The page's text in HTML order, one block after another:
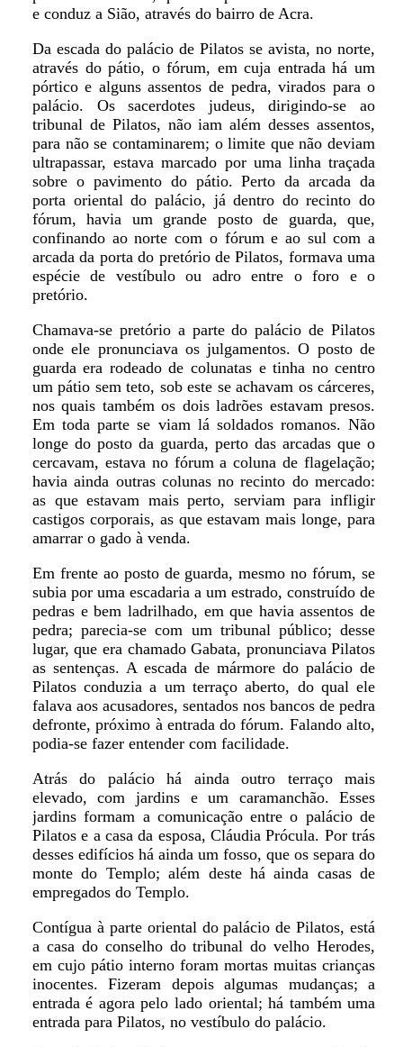
e conduz a Sião, através do bairro de Acra.
Da escada do palácio de Pilatos se avista, no norte,
através do pátio, o fórum, em cuja entrada há um
pórtico e alguns assentos de pedra, virados para o
palácio. Os sacerdotes judeus, dirigindo-se ao
tribunal de Pilatos, não iam além desses assentos,
para não se contaminarem; o limite que não deviam
ultrapassar, estava marcado por uma linha traçada
sobre o pavimento do pátio. Perto da arcada da
porta oriental do palácio, já dentro do recinto do
fórum, havia um grande posto de guarda, que,
confinando ao norte com o fórum e ao sul com a
arcada da porta do pretório de Pilatos, formava uma
espécie de vestíbulo ou adro entre o foro e o
pretório.
Chamava-se pretório a parte do palácio de Pilatos
onde ele pronunciava os julgamentos. O posto de
guarda era rodeado de colunatas e tinha no centro
um pátio sem teto, sob este se achavam os cárceres,
nos quais também os dois ladrões estavam presos.
Em toda parte se viam lá soldados romanos. Não
longe do posto da guarda, perto das arcadas que o
cercavam, estava no fórum a coluna de flagelação;
havia ainda outras colunas no recinto do mercado:
as que estavam mais perto, serviam para infligir
castigos corporais, as que estavam mais longe, para
amarrar o gado à venda.
Em frente ao posto de guarda, mesmo no fórum, se
subia por uma escadaria a um estrado, construído de
pedras e bem ladrilhado, em que havia assentos de
pedra; parecia-se com um tribunal público; desse
lugar, que era chamado Gabata, pronunciava Pilatos
as sentenças. A escada de mármore do palácio de
Pilatos conduzia a um terraço aberto, do qual ele
falava aos acusadores, sentados nos bancos de pedra
defronte, próximo à entrada do fórum. Falando alto,
podia-se fazer entender com facilidade.
Atrás do palácio há ainda outro terraço mais
elevado, com jardins e um caramanchão. Esses
jardins formam a comunicação entre o palácio de
Pilatos e a casa da esposa, Cláudia Prócula. Por trás
desses edifícios há ainda um fosso, que os separa do
monte do Templo; além deste há ainda casas de
empregados do Templo.
Contígua à parte oriental do palácio de Pilatos, está
a casa do conselho do tribunal do velho Herodes,
em cujo pátio interno foram mortas muitas crianças
inocentes. Fizeram depois algumas mudanças; a
entrada é agora pelo lado oriental; há também uma
entrada para Pilatos, no vestíbulo do palácio.